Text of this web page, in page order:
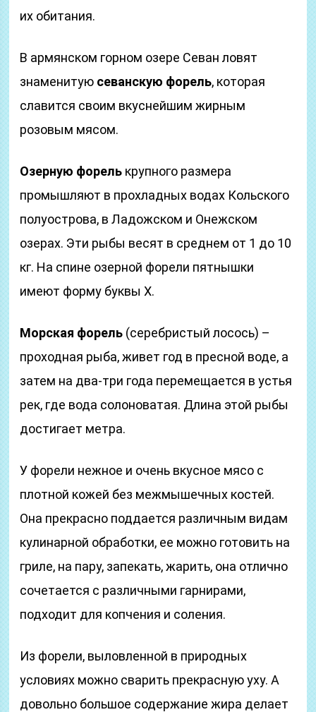
их обитания.
В армянском горном озере Севан ловят
знаменитую севанскую форель, которая
славится своим вкуснейшим жирным
розовым мясом.
Озерную форель крупного размера
промышляют в прохладных водах Кольского
полуострова, в Ладожском и Онежском
озерах. Эти рыбы весят в среднем от 1 до 10
кг. На спине озерной форели пятнышки
имеют форму буквы Х.
Морская форель (серебристый лосось) –
проходная рыба, живет год в пресной воде, а
затем на два-три года перемещается в устья
рек, где вода солоноватая. Длина этой рыбы
достигает метра.
У форели нежное и очень вкусное мясо с
плотной кожей без межмышечных костей.
Она прекрасно поддается различным видам
кулинарной обработки, ее можно готовить на
гриле, на пару, запекать, жарить, она отлично
сочетается с различными гарнирами,
подходит для копчения и соления.
Из форели, выловленной в природных
условиях можно сварить прекрасную уху. А
довольно большое содержание жира делает